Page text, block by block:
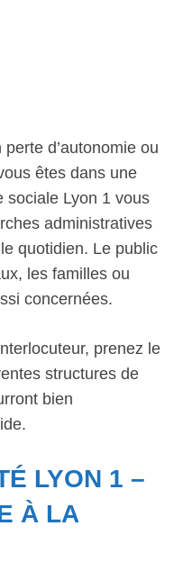
d’autonomie ou
êtes dans une
sociale Lyon 1 vous
administratives
quotidien. Le public
les familles ou
concernées.
prenez le
structures de
bien
LYON 1 –
À LA